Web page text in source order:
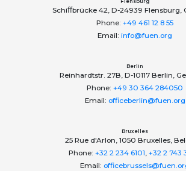
Flensburg
Schiﬀbrücke 42, D-24939 Flensburg,
Phone: +49 461 12 8 55
Email: info@fuen.org
Berlin
Reinhardtstr. 27B, D-10117 Berlin,
Phone: +49 30 364 284050
Email: officeberlin@fuen.org
Bruxelles
25 Rue d'Arlon, 1050 Bruxelles,
Phone: +32 2 234 6101, +32 2 743
Email: